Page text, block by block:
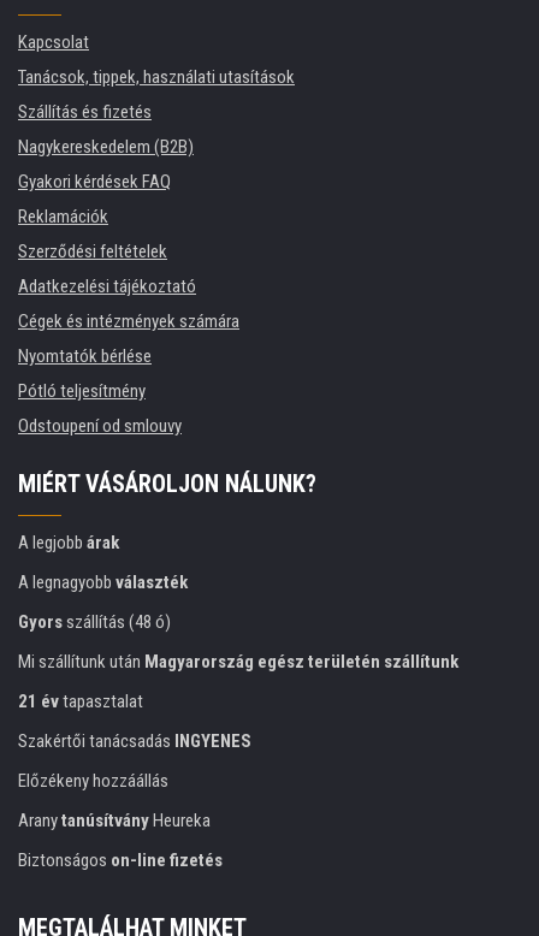
Kapcsolat
Tanácsok, tippek, használati utasítások
Szállítás és fizetés
Nagykereskedelem (B2B)
Gyakori kérdések FAQ
Reklamációk
Szerződési feltételek
Adatkezelési tájékoztató
Cégek és intézmények számára
Nyomtatók bérlése
Pótló teljesítmény
Odstoupení od smlouvy
MIÉRT VÁSÁROLJON NÁLUNK?
A legjobb árak
A legnagyobb választék
Gyorsszállítás (48 ó)
Mi szállítunk után Magyarország egész területén szállítunk
21 évtapasztalat
Szakértői tanácsadás
INGYENES
Előzékeny hozzáállás
Aranytanúsítvány Heureka
Biztonságos on-line fizetés
MEGTALÁLHAT MINKET